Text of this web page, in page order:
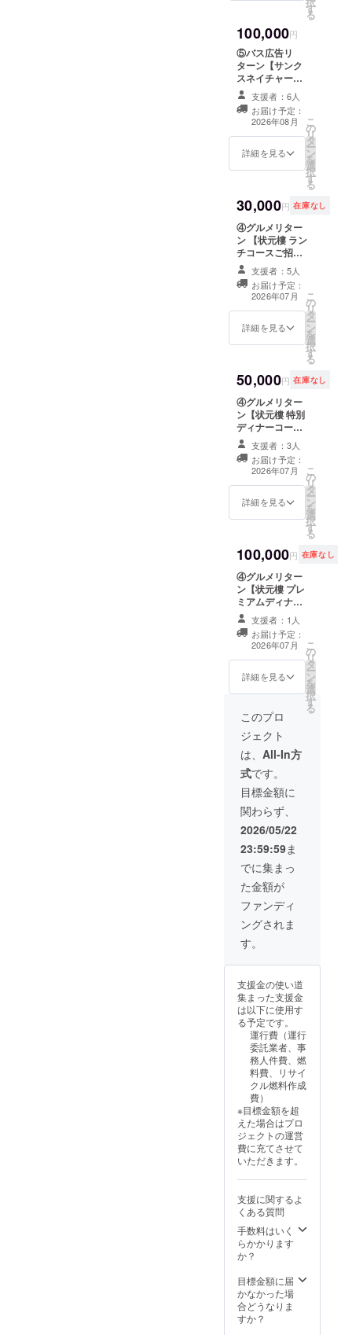
はありません。
後にご連絡いた
ジェクトオー
ナーとして、当
会NPO法人サン
クスネイチャー
バスを走らす会
（会長栗山雅
則）は、『自由
が丘商店街振興
組合』会員店舗
き、リターンと
しての商品提供
終的な法的責任
は、当会が担う
ことで変更はあ
りません。
て頂き、リター
提供を行います
が、商品に関す
る最終的な法的
責任は、当会が
担うことで変更
はありません。
て保存 ※いただ
いた個人情報は
発送時のみ使用
いたします。 ※
プロジェクト
オーナーとし
て、当会NPO法
人サンクスネイ
チャーバスを走
らす会（会長栗
山雅則）は、
て頂き、リター
ンとしての商品
提供を行います
が、商品に関す
る最終的な法的
責任は、当会が
担うことで変更
はありません。
Ｂ ペペロン
チーノ Ｃ ク
リームソース
PIZZA LUNCH
サラダ、スー
プ、ドリンク付
１． マルゲリー
タ (モッツアレ
ラ・トマトソー
ス、バジル) ２．
シラスのマリ
ナーラ (シラス・
トソース・オレ
ガノ) ３． ジェ
ノベーゼ (モッツ
アレラ・バジル
ソース・トマト)
４． 照りマヨチ
キン グリルチキ
ンとオリジナル
マヨの和風ピッ
ツア ５． ゴルゴ
ンゾーラ (モッツ
アレラ・ゴルゴ
ンゾーラ・はち
は、全粒粉を使
用しておりま
す。 ※アレル
ギーに関して
は、ご予約の際
にご確認くださ
い。 ※いただい
た個人情報はご
連絡時のみ使用
いたします。 ※
詳細につきまし
ては、申し込み
後にご連絡いた
ジェクトオー
ナーとして、当
会NPO法人サン
クスネイチャー
バスを走らす会
（会長栗山雅
則）は、『自由
が丘商店街振興
組合』会員店舗
に協力して頂
き、リターンと
商品に関する最
終的な法的責任
は、当会が担う
ことで変更はあ
りません。
日程などの詳細
は、支援後にご
案内いたしま
す。 ※プロジェ
クトオーナーと
して、当会NPO
法人サンクスネ
イチャーバスを
走らす会（会長
栗山雅則）は、
『自由が丘商店
ンとしての商品
提供を行います
が、商品に関す
る最終的な法的
責任は、当会が
担うことで変更
はありません。
ただいた皆さま
へお礼のメール
をお届けし、
ホームページと
サンクスネイ
チャーバスの車
内に、応援スポ
ンサーとしてお
名前を掲示いた
します。 地域の
足をささえるこ
の取り組みに、
としてご参加く
ださい。 ＜バス
車内＞ 掲載内容
・文字（企業
名・店舗名いず
れも可） ・ロゴ
掲載あり 掲載場
所 ・サンクスネ
イチャーバス車
内の上部両サイ
ド 掲載形式 ・
B4サイズに4企
業掲載 掲載サイ
文字サイズ30～
40pt 掲載方法 ・
ラミネート加工
掲載期間 ・掲示
開始(2026年7
月）から1年間
（予定） ＜ホー
ムページ＞ 掲載
内容 ・文字（企
業名・店舗名い
ずれも可） ・ロ
ゴ掲載あり 掲載
場所 サンクスネ
式ホームページ
のクラウドファ
ンディングペー
ジ内 掲載形式 ・
バス車内に掲示
したものをホー
ムページに掲載
掲載期間 ・掲示
開始(2026年7
月）から1年間
（予定） ※掲載
クト終了後に
メールにてやり
取りを行いま
す。 ※プロジェ
クトオーナーと
して、当会NPO
法人サンクスネ
イチャーバスを
走らす会（会長
栗山雅則）は、
リターンとして
の商品提供を行
いますが、商品
に関する最終的
な法的責任は、
当会が担うこと
で変更はありま
せん。
す
る
100,000円
⑤バス広告リ
ターン【サンク
スネイチャーバ
ス応援スポン
サー（企業・店
舗向け）】 ❶サ
ンクスネイ
チャーバス車内
にお名前掲示
ご支援いただい
た皆さまへお礼
のメールをお届
けし、ホーム
ページとサンク
スネイチャーバ
スの車内に、応
援スポンサーと
してお名前を掲
地域の足をささ
えるこの取り組
参加ください。
＜バス車内＞ 掲
載内容 ・文字
（企業名・店舗
名いずれも可）
・ロゴ掲載あり
掲載場所 ・サン
クスネイチャー
バス車内の上部
式 ・B5サイズに
1企業掲載 掲載
40～50pt 掲載方
法 ・ラミネート
加工 掲載期間 ・
掲示開始(2026
年7月）から1年
間（予定） ＜
ホームページ＞
掲載内容 ・文字
（企業名・店舗
・ロゴ掲載あり
掲載場所 サンク
ス公式ホーム
ページのクラウ
ドファンディン
グページ内 掲載
形式 ・バス車内
に掲示したもの
をホームページ
に掲載 掲載期間
・掲示開始
(2026年7月）か
ら1年間（予定）
※掲載するお名前
についてはプロ
ジェクト終了後
にメールにてや
り取りを行いま
す。 ※プロジェ
クトオーナーと
して、当会NPO
走らす会（会長
栗山雅則）は、
リターンとして
の商品提供を行
いますが、商品
に関する最終的
な法的責任は、
当会が担うこと
で変更はありま
せん。
支援者：6人
お届け予定：
2026年08月
詳細を見る
こ
の
リ
タ
ー
ン
を
選
択
す
る
30,000円 在庫なし
④グルメリター
ン 【状元樓 ラン
チコースご招待
（ペア）】 自由
が丘の人気高級
中華料理店 『状
元樓 』自由が丘
店 で人気のフカ
ヒレスペシャル
レ料理をはじ
め、本格中華料
理を味わえる贅
沢なランチコー
スです。 ・内
容：フカヒレス
ペシャルコース
・人数：2名様
・有効期限：7月
・限定：5組
『フカヒレ
かせ季節の前菜
盛り合わせ ＊ フ
カヒレ入り 茶碗
蒸し スープ仕立
て ＊ 状元樓特
製 フカヒレ小
籠包＆ゆず胡椒
小籠包 ＊ 二種海
鮮のチリソース
煮 ＊ 海老のライ
スペーパー巻き
揚げ ＊ 豚バラ肉
込み ＊ フカヒレ
スープチャーハ
ン ＊ 自家製 季
節の漬物 ＊ 柔ら
か杏仁プリン ＊
中国花茶 〈アレ
ルギーに関して
は予約の際にご
確認くださ
い。〉 ※いただ
いた個人情報は
ご連絡時のみ使
用いたします。
※詳細につきまし
ては、申し込み
後にご連絡いた
します。 ※プロ
ジェクトオー
ナーとして、当
クスネイチャー
バスを走らす会
（会長栗山雅
則）は、『自由
が丘商店街振興
組合』会員店舗
に協力して頂
き、リターンと
しての商品提供
を行いますが、
商品に関する最
終的な法的責任
は、当会が担う
ことで変更はあ
りません。
支援者：5人
お届け予定：
2026年07月
詳細を見る
こ
の
リ
タ
ー
ン
を
選
択
す
る
50,000円 在庫なし
④グルメリター
ン【状元樓 特別
ディナーコース
ご招待（ペ
ア）】 自由が丘
の人気高級中華
料理店 『状元樓
』 自由が丘店
で本格中華料理
す。シェフ自慢
の料理をゆっく
り味わえるディ
ナーコースで
す。 ・内容：特
別ディナーコー
ス『珊瑚』 ・人
数：2名様 ・有
効期限：7月1
日〜9月30日 ・
限定：3組 『珊
瑚』 ＊本日のお
合わせ ＊状元特
製 フカヒレ入
りスープ ＊自家
製二種点心の盛
り合わせ ＊海老
のマロンマヨ
ネーズ和え ＊季
節野菜のあっさ
り炒め ＊バジル
香る、三杯(サン
ペイ)鶏(ジー) ＊
サーモンの
チャーハン ＊本
日のデザート ＊
中国花茶 〈アレ
ルギーに関して
は予約の際にご
確認くださ
い。〉 ※いただ
ご連絡時のみ使
用いたします。
※詳細につきまし
ては、申し込み
後にご連絡いた
します。 ※プロ
ジェクトオー
ナーとして、当
会NPO法人サン
クスネイチャー
バスを走らす会
（会長栗山雅
則）は、『自由
が丘商店街振興
組合』会員店舗
に協力して頂
き、リターンと
しての商品提供
を行いますが、
商品に関する最
終的な法的責任
は、当会が担う
ことで変更はあ
りません。
支援者：3人
お届け予定：
2026年07月
詳細を見る
こ
の
リ
タ
ー
ン
を
選
択
す
る
100,000円 在庫なし
④グルメリター
ン【状元樓 プレ
ミアムディナー
コースご招待
（ペア）】自由
が丘の人気高級
中華料理店 『状
元樓 』 自由が
丘店 で本格中華
スをお楽しみい
ただけます。大
切な方と特別な
お食事の時間を
お楽しみくださ
い。 ・内容：プ
レミアムディ
ナーコース『翡
翠』 ・人数：2
名様 ・有効期
月30日 ・限
定：1組 70周年
アニバーサリー
コース『翡翠』
＊シェフセレク
ト特製冷菜盛り
合わせ ＊状元樓
スペシャルティ
「 気仙沼産フカ
ヒレ姿の尾び
れ、白湯煮込み
」 ＊釜焼き北京
ダック ＊大海老
とアオリイカの
大葉青葱ソース
炒め ＊赤ハタの
中華蒸し、カル
トッチョ仕立て
＊牛リブロース
ステーキとキノ
コの黒豆ソース
炒め ＊海鮮入り
五目おこわ、蓮
の葉包み ＊本日
の Chef 特製デ
ザート盛り合わ
せ ＊中国花茶
〈アレルギーに
関しては予約の
際にご確認くだ
さい。〉 ※いた
だいた個人情報
はご連絡時のみ
す。 ※詳細につ
きましては、申
し込み後にご連
絡いたします。
支援者：1人
お届け予定：
2026年07月
詳細を見る
こ
の
リ
タ
ー
ン
を
選
択
す
る
このプロ
ジェクト
は、 All-In方
式です。
目標金額に
関わらず、
2026/05/22
23:59:59ま
でに集まっ
た金額が
ファンディ
ングされま
す。
支援金の使い道
集まった支援金
は以下に使用す
る予定です。
運行費（運行
委託業者、事
務人件費、燃
料費、リサイ
クル燃料作成
費）
※目標金額を超
えた場合はプロ
ジェクトの運営
費に充てさせて
いただきます。
支援に関するよ
くある質問
手数料はいく
らかかります
か？
目標金額に届
かなかった場
合どうなりま
すか？